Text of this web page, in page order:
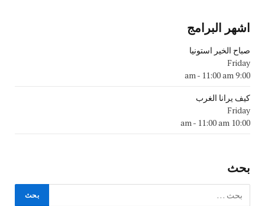
اشهر البرامج
صباح الخير استونيا
Friday
9:00 am
- 11:00 am
كيف يرانا الغرب
Friday
10:00 am
- 11:00 am
بحث